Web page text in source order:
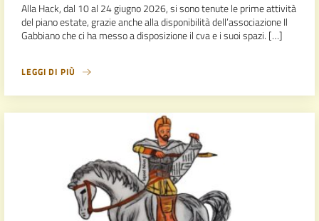
Alla Hack, dal 10 al 24 giugno 2026, si sono tenute le prime attività
del piano estate, grazie anche alla disponibilità dell’associazione Il
Gabbiano che ci ha messo a disposizione il cva e i suoi spazi. […]
LEGGI DI PIÙ